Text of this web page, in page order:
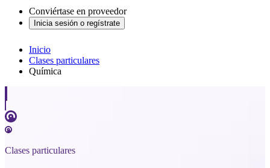
Conviértase en proveedor
Inicia sesión o regístrate
Inicio
Clases particulares
Química
Clases particulares